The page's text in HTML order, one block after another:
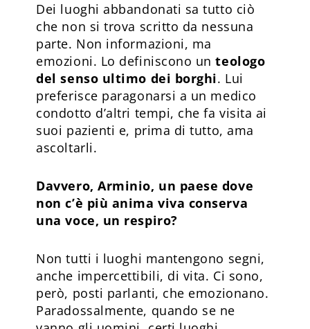
Dei luoghi abbandonati sa tutto ciò
che non si trova scritto da nessuna
parte. Non informazioni, ma
emozioni. Lo definiscono unteologo
del senso ultimo dei borghi. Lui
preferisce paragonarsi a un medico
condotto d’altri tempi, che fa visita ai
suoi pazienti e, prima di tutto, ama
ascoltarli.
Davvero, Arminio, un paese dove
non c’è più anima viva conserva
una voce, un respiro?
Non tutti i luoghi mantengono segni,
anche impercettibili, di vita. Ci sono,
però, posti parlanti, che emozionano.
Paradossalmente, quando se ne